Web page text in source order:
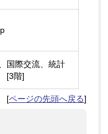
国際交流、統計
[3階]
[ページの先頭へ戻る]